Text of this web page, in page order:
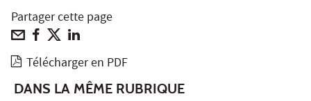
Partager cette page
Télécharger en PDF
DANS LA MÊME RUBRIQUE